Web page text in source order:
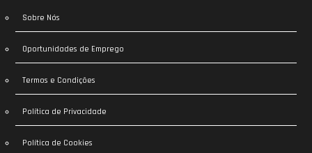
Sobre Nós
Oportunidades de Emprego
Termos e Condições
Política de Privacidade
Política de Cookies